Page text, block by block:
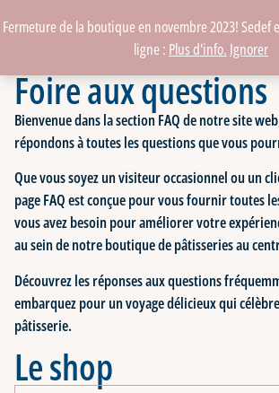
Foire aux questions
Bienvenue dans la section FAQ de notre site
répondons à toutes les questions que vous
Que vous soyez un visiteur occasionnel ou un
page FAQ est conçue pour vous fournir toutes
vous avez besoin pour améliorer votre
au sein de notre boutique de pâtisseries au
Découvrez les réponses aux questions
embarquez pour un voyage délicieux qui
pâtisserie.
Le shop
Fermeture de la boutique en novembre 2023! Sedef
ligne : Plus d'info. Ignorer